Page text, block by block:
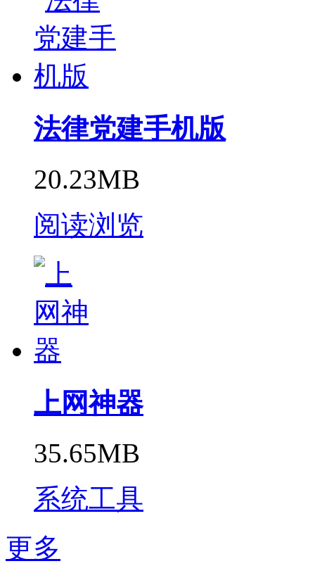
法律党建手机版
20.23MB
阅读浏览
上网神器
35.65MB
系统工具
更多